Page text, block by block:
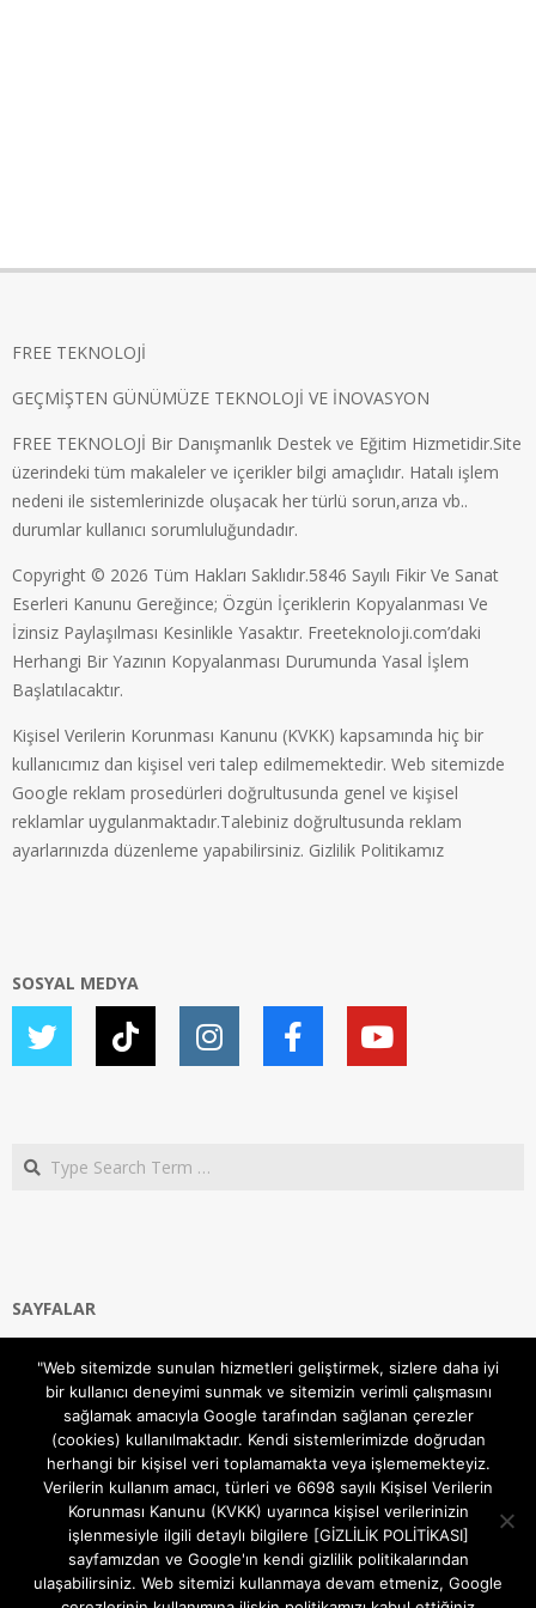
FREE TEKNOLOJİ
GEÇMİŞTEN GÜNÜMÜZE TEKNOLOJİ VE İNOVASYON
FREE TEKNOLOJİ Bir Danışmanlık Destek ve Eğitim Hizmetidir.Site
üzerindeki tüm makaleler ve içerikler bilgi amaçlıdır. Hatalı işlem
nedeni ile sistemlerinizde oluşacak her türlü sorun,arıza vb..
durumlar kullanıcı sorumluluğundadır.
Copyright © 2026 Tüm Hakları Saklıdır.5846 Sayılı Fikir Ve Sanat
Eserleri Kanunu Gereğince; Özgün İçeriklerin Kopyalanması Ve
İzinsiz Paylaşılması Kesinlikle Yasaktır. Freeteknoloji.com’daki
Herhangi Bir Yazının Kopyalanması Durumunda Yasal İşlem
Başlatılacaktır.
Kişisel Verilerin Korunması Kanunu (KVKK) kapsamında hiç bir
kullanıcımız dan kişisel veri talep edilmemektedir. Web sitemizde
Google reklam prosedürleri doğrultusunda genel ve kişisel
reklamlar uygulanmaktadır.Talebiniz doğrultusunda reklam
ayarlarınızda düzenleme yapabilirsiniz. Gizlilik Politikamız
SOSYAL MEDYA
Search
SAYFALAR
Gizlilik ve Çerezler (Cookies) Politikası
Hakkımızda
İletişim Kanalları
MODEM KURULUM
TEKNİK DESTEK
TELEVİZYON SİSTEMLERİ
"Web sitemizde sunulan hizmetleri geliştirmek, sizlere daha iyi
bir kullanıcı deneyimi sunmak ve sitemizin verimli çalışmasını
sağlamak amacıyla Google tarafından sağlanan çerezler
(cookies) kullanılmaktadır. Kendi sistemlerimizde doğrudan
herhangi bir kişisel veri toplamamakta veya işlememekteyiz.
Verilerin kullanım amacı, türleri ve 6698 sayılı Kişisel Verilerin
Korunması Kanunu (KVKK) uyarınca kişisel verilerinizin
işlenmesiyle ilgili detaylı bilgilere [GİZLİLİK POLİTİKASI]
sayfamızdan ve Google'ın kendi gizlilik politikalarından
ulaşabilirsiniz. Web sitemizi kullanmaya devam etmeniz, Google